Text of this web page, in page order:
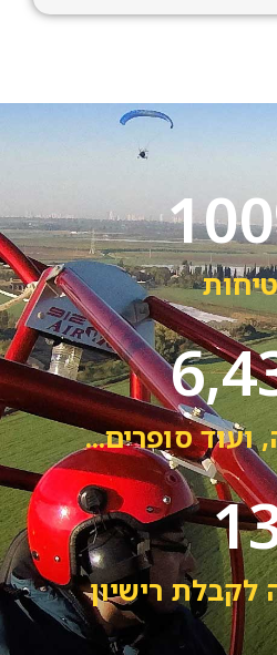
100
סופרים...
רישיון